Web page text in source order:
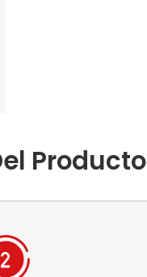
Producto